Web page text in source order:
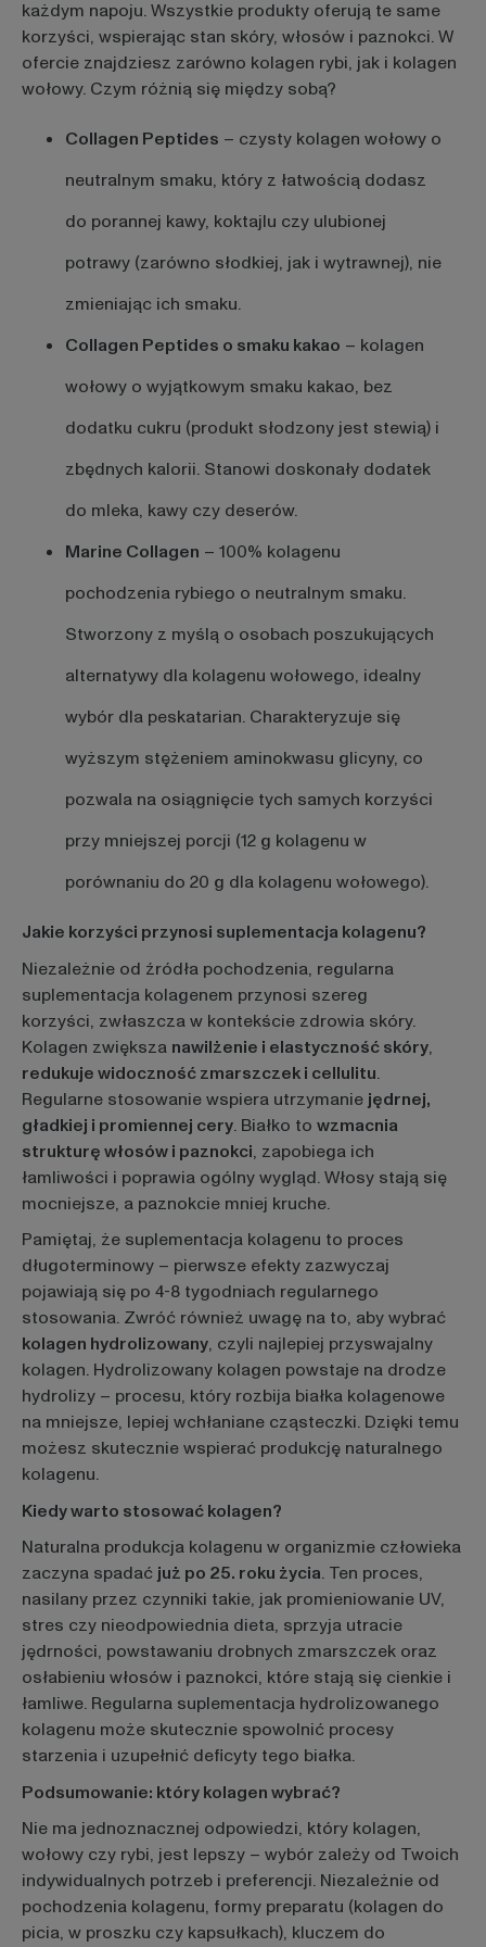
każdym napoju. Wszystkie produkty oferują te same
korzyści, wspierając stan skóry, włosów i paznokci. W
ofercie znajdziesz zarówno kolagen rybi, jak i kolagen
wołowy. Czym różnią się między sobą?
Collagen Peptides – czysty kolagen wołowy o
neutralnym smaku, który z łatwością dodasz
do porannej kawy, koktajlu czy ulubionej
potrawy (zarówno słodkiej, jak i wytrawnej), nie
zmieniając ich smaku.
Collagen Peptides o smaku kakao – kolagen
wołowy o wyjątkowym smaku kakao, bez
dodatku cukru (produkt słodzony jest stewią) i
zbędnych kalorii. Stanowi doskonały dodatek
do mleka, kawy czy deserów.
Marine Collagen – 100% kolagenu
pochodzenia rybiego o neutralnym smaku.
Stworzony z myślą o osobach poszukujących
alternatywy dla kolagenu wołowego, idealny
wybór dla peskatarian. Charakteryzuje się
wyższym stężeniem aminokwasu glicyny, co
pozwala na osiągnięcie tych samych korzyści
przy mniejszej porcji (12 g kolagenu w
porównaniu do 20 g dla kolagenu wołowego).
Jakie korzyści przynosi suplementacja kolagenu?
Niezależnie od źródła pochodzenia, regularna
suplementacja kolagenem przynosi szereg
korzyści, zwłaszcza w kontekście zdrowia skóry.
Kolagen zwiększa nawilżenie i elastyczność skóry,
redukuje widoczność zmarszczek i cellulitu.
Regularne stosowanie wspiera utrzymanie jędrnej,
gładkiej i promiennej cery. Białko to wzmacnia
strukturę włosów i paznokci, zapobiega ich
łamliwości i poprawia ogólny wygląd. Włosy stają się
mocniejsze, a paznokcie mniej kruche.
Pamiętaj, że suplementacja kolagenu to proces
długoterminowy – pierwsze efekty zazwyczaj
pojawiają się po 4-8 tygodniach regularnego
stosowania. Zwróć również uwagę na to, aby wybrać
kolagen hydrolizowany, czyli najlepiej przyswajalny
kolagen. Hydrolizowany kolagen powstaje na drodze
hydrolizy – procesu, który rozbija białka kolagenowe
na mniejsze, lepiej wchłaniane cząsteczki. Dzięki temu
możesz skutecznie wspierać produkcję naturalnego
kolagenu.
Kiedy warto stosować kolagen?
Naturalna produkcja kolagenu w organizmie człowieka
zaczyna spadać już po 25. roku życia. Ten proces,
nasilany przez czynniki takie, jak promieniowanie UV,
stres czy nieodpowiednia dieta, sprzyja utracie
jędrności, powstawaniu drobnych zmarszczek oraz
osłabieniu włosów i paznokci, które stają się cienkie i
łamliwe. Regularna suplementacja hydrolizowanego
kolagenu może skutecznie spowolnić procesy
starzenia i uzupełnić deficyty tego białka.
Podsumowanie: który kolagen wybrać?
Nie ma jednoznacznej odpowiedzi, który kolagen,
wołowy czy rybi, jest lepszy – wybór zależy od Twoich
indywidualnych potrzeb i preferencji. Niezależnie od
pochodzenia kolagenu, formy preparatu (kolagen do
picia, w proszku czy kapsułkach), kluczem do